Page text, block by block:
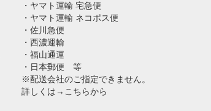
・ヤマト運輸 宅急便
・ヤマト運輸 ネコポス便
・佐川急便
・西濃運輸
・福山通運
・日本郵便 等
※配送会社のご指定できません。
詳しくは→ こちらから